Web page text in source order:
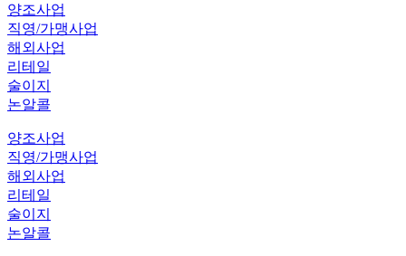
양조사업
직영/가맹사업
해외사업
리테일
술이지
논알콜
양조사업
직영/가맹사업
해외사업
리테일
술이지
논알콜